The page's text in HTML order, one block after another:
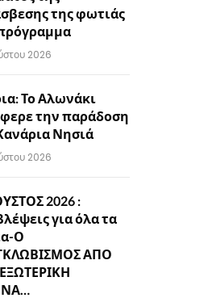
της φωτιάς
2026
Το Αλωνάκι
την παράδοση
Νησιά
2026
2026 :
για όλα τα
Ο
ΑΠΟ